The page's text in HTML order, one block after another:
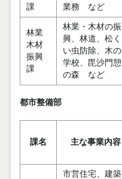
課
業務 など
林業
木材
振興
課
林業・木材の振
興、林道、松く
い虫防除、木の
学校、毘沙門憩
の森 など
都市整備部
課名 主な事業内容
市営住宅、建築